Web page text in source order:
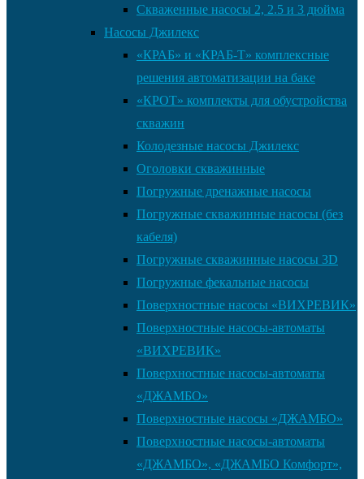
Скваженные насосы 2, 2.5 и 3 дюйма
Насосы Джилекс
«КРАБ» и «КРАБ-Т» комплексные
решения автоматизации на баке
«КРОТ» комплекты для обустройства
скважин
Колодезные насосы Джилекс
Оголовки скважинные
Погружные дренажные насосы
Погружные скважинные насосы (без
кабеля)
Погружные скважинные насосы 3D
Погружные фекальные насосы
Поверхностные насосы «ВИХРЕВИК»
Поверхностные насосы-автоматы
«ВИХРЕВИК»
Поверхностные насосы-автоматы
«ДЖАМБО»
Поверхностные насосы «ДЖАМБО»
Поверхностные насосы-автоматы
«ДЖАМБО», «ДЖАМБО Комфорт»,